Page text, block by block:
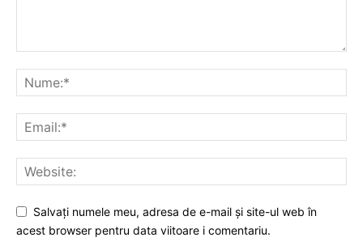
Salvați numele meu, adresa de e-mail și site-ul web în
acest browser pentru data viitoare i comentariu.